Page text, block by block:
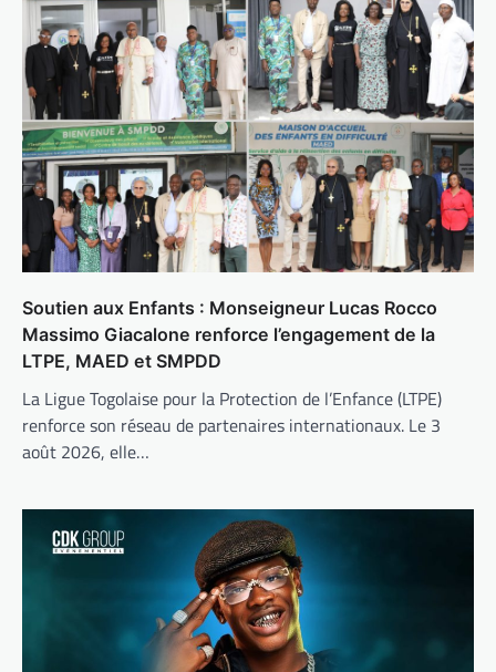
Soutien aux Enfants : Monseigneur Lucas Rocco
Massimo Giacalone renforce l’engagement de la
LTPE, MAED et SMPDD
La Ligue Togolaise pour la Protection de l’Enfance (LTPE)
renforce son réseau de partenaires internationaux. Le 3
août 2026, elle…